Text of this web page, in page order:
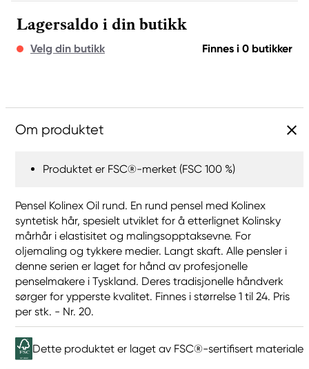
Lagersaldo i din butikk
Velg din butikk Finnes i 0 butikker
Om produktet
Produktet er FSC®-merket (FSC 100 %)
Pensel Kolinex Oil rund. En rund pensel med Kolinex
syntetisk hår, spesielt utviklet for å etterlignet Kolinsky
mårhår i elastisitet og malingsopptaksevne. For
oljemaling og tykkere medier. Langt skaft. Alle pensler i
denne serien er laget for hånd av profesjonelle
penselmakere i Tyskland. Deres tradisjonelle håndverk
sørger for ypperste kvalitet. Finnes i størrelse 1 til 24. Pris
per stk. - Nr. 20.
Dette produktet er laget av FSC®-sertifisert materiale